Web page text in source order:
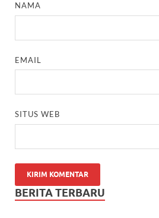
NAMA
EMAIL
SITUS WEB
BERITA TERBARU